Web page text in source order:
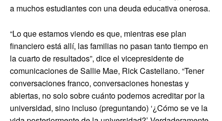
a muchos estudiantes con una deuda educativa onerosa.
“Lo que estamos viendo es que, mientras ese plan
financiero está allí, las familias no pasan tanto tiempo en
la cuarto de resultados”, dice el vicepresidente de
comunicaciones de Sallie Mae, Rick Castellano. “Tener
conversaciones franco, conversaciones honestas y
abiertas, no solo sobre cuánto podemos acreditar por la
universidad, sino incluso (preguntando) ‘¿Cómo se ve la